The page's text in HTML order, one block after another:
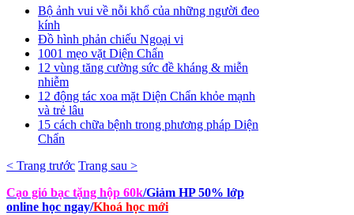
Bộ ảnh vui về nỗi khổ của những người đeo
kính
Đồ hình phản chiếu Ngoại vi
1001 mẹo vặt Diện Chẩn
12 vùng tăng cường sức đề kháng & miễn
nhiễm
12 động tác xoa mặt Diện Chẩn khỏe mạnh
và trẻ lâu
15 cách chữa bệnh trong phương pháp Diện
Chẩn
< Trang trước Trang sau >
Cạo gió bạc tặng hộp 60k/Giảm HP 50% lớp
online học ngay/Khoá học mới